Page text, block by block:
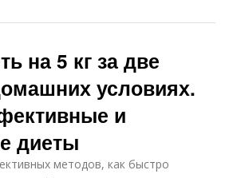
на 5 кг за две
условиях.
и
диеты
методов, как быстро